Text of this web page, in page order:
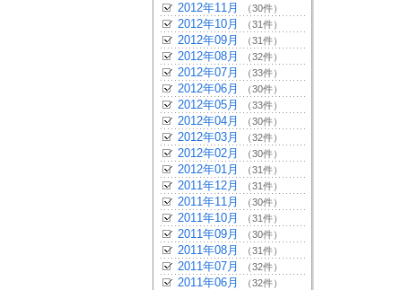
2012年11月 （30件）
2012年10月 （31件）
2012年09月 （31件）
2012年08月 （32件）
2012年07月 （33件）
2012年06月 （30件）
2012年05月 （33件）
2012年04月 （30件）
2012年03月 （32件）
2012年02月 （30件）
2012年01月 （31件）
2011年12月 （31件）
2011年11月 （30件）
2011年10月 （31件）
2011年09月 （30件）
2011年08月 （31件）
2011年07月 （32件）
2011年06月 （32件）